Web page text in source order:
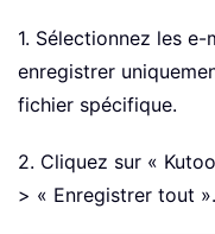
1. Sélectionnez les
enregistrer
fichier spécifique.
2. Cliquez sur «
> « Enregistrer tout ».